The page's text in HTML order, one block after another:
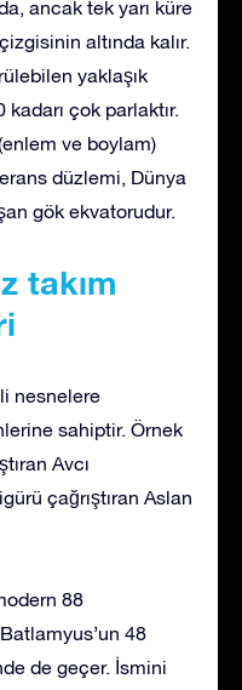
ancak tek yarı küre
altında kalır.
yaklaşık
kadarı çok parlaktır.
ve boylam)
düzlemi, Dünya
gök ekvatorudur.
takım
nesnelere
sahiptir. Örnek
Avcı
çağrıştıran Aslan
88
48
de geçer. İsmini